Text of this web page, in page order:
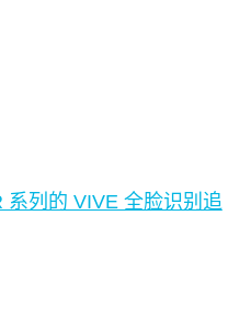
系列的 VIVE 全脸识别追